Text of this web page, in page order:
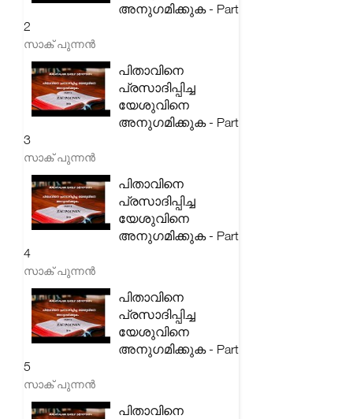
അനുഗമിക്കുക - Part
2
സാക് പുന്നൻ
പിതാവിനെ
പ്രസാദിപ്പിച്ച
യേശുവിനെ
അനുഗമിക്കുക - Part
3
സാക് പുന്നൻ
പിതാവിനെ
പ്രസാദിപ്പിച്ച
യേശുവിനെ
അനുഗമിക്കുക - Part
4
സാക് പുന്നൻ
പിതാവിനെ
പ്രസാദിപ്പിച്ച
യേശുവിനെ
അനുഗമിക്കുക - Part
5
സാക് പുന്നൻ
പിതാവിനെ